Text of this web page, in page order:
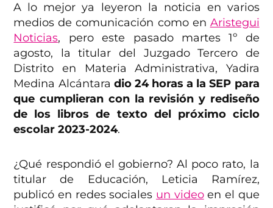
A lo mejor ya leyeron la noticia en varios
medios de comunicación como en Aristegui
Noticias, pero este pasado martes 1º de
agosto, la titular del Juzgado Tercero de
Distrito en Materia Administrativa, Yadira
Medina Alcántara dio 24 horas a la SEP para
que cumplieran con la revisión y rediseño
de los libros de texto del próximo ciclo
escolar 2023-2024.
¿Qué respondió el gobierno? Al poco rato, la
titular de Educación, Leticia Ramírez,
publicó en redes sociales un videoen el que